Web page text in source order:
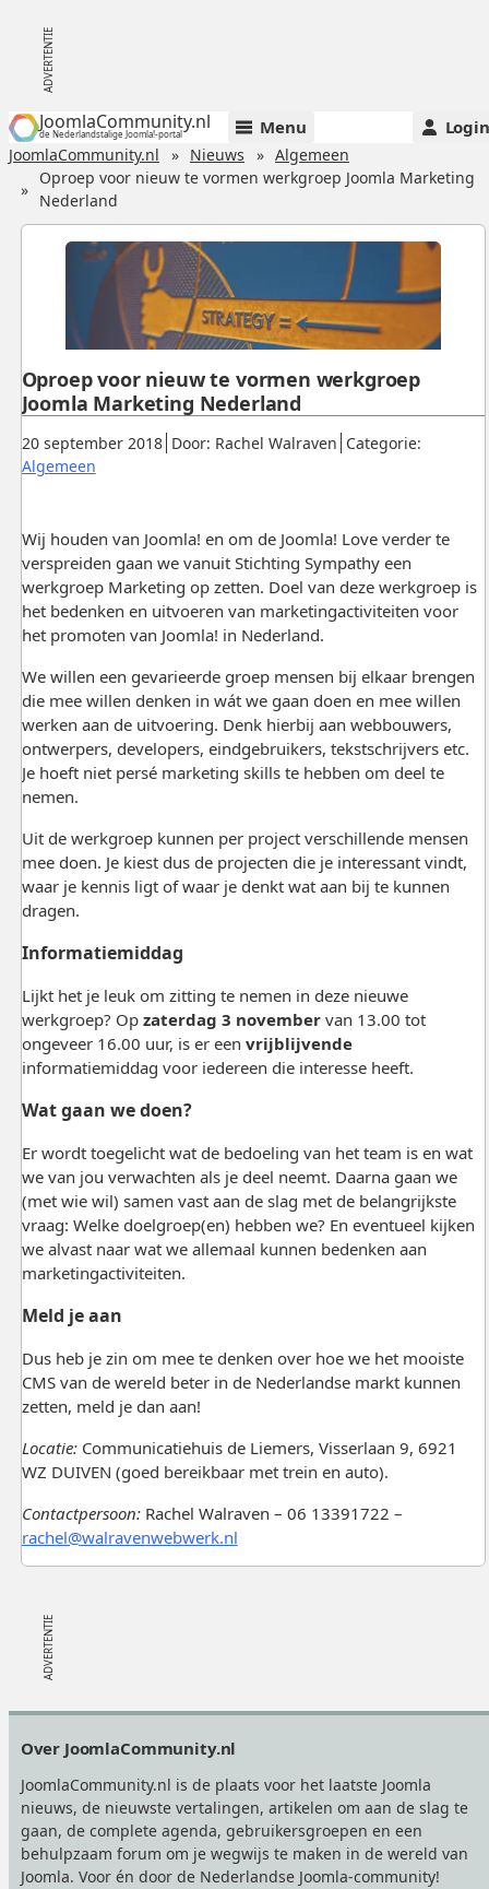
JoomlaCommunity.nl
de Nederlandstalige Joomla!-portal Menu Login
JoomlaCommunity.nl Nieuws
Algemeen
Oproep voor nieuw te vormen werkgroep Joomla Marketing
Nederland
Gepubliceerd:
20 september 2018. Door: Rachel Walraven. Categorie:
Algemeen.
Oproep voor nieuw te vormen werkgroep
Joomla Marketing Nederland
Wij houden van Joomla! en om de Joomla! Love verder te
verspreiden gaan we vanuit Stichting Sympathy een
werkgroep Marketing op zetten. Doel van deze werkgroep is
het bedenken en uitvoeren van marketingactiviteiten voor
het promoten van Joomla! in Nederland.
We willen een gevarieerde groep mensen bij elkaar brengen
die mee willen denken in wát we gaan doen en mee willen
werken aan de uitvoering. Denk hierbij aan webbouwers,
ontwerpers, developers, eindgebruikers, tekstschrijvers etc.
Je hoeft niet persé marketing skills te hebben om deel te
nemen.
Uit de werkgroep kunnen per project verschillende mensen
mee doen. Je kiest dus de projecten die je interessant vindt,
waar je kennis ligt of waar je denkt wat aan bij te kunnen
dragen.
Informatiemiddag
Lijkt het je leuk om zitting te nemen in deze nieuwe
werkgroep? Op zaterdag 3 novembervan 13.00 tot
ongeveer 16.00 uur, is er een vrijblijvende
informatiemiddag voor iedereen die interesse heeft.
Wat gaan we doen?
Er wordt toegelicht wat de bedoeling van het team is en wat
we van jou verwachten als je deel neemt. Daarna gaan we
(met wie wil) samen vast aan de slag met de belangrijkste
vraag: Welke doelgroep(en) hebben we? En eventueel kijken
we alvast naar wat we allemaal kunnen bedenken aan
marketingactiviteiten.
Meld je aan
Dus heb je zin om mee te denken over hoe we het mooiste
CMS van de wereld beter in de Nederlandse markt kunnen
zetten, meld je dan aan!
Locatie:Communicatiehuis de Liemers, Visserlaan 9, 6921
WZ DUIVEN (goed bereikbaar met trein en auto).
Contactpersoon:Rachel Walraven – 06 13391722 –
rachel@walravenwebwerk.nl
Over JoomlaCommunity.nl
JoomlaCommunity.nl is de plaats voor het laatste Joomla
nieuws, de nieuwste vertalingen, artikelen om aan de slag te
gaan, de complete agenda, gebruikersgroepen en een
behulpzaam forum om je wegwijs te maken in de wereld van
Joomla. Voor én door de Nederlandse Joomla-community!